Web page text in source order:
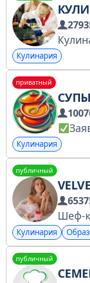
Кулинария
приватный
Кулинария
публичный
Кулинария
публичный